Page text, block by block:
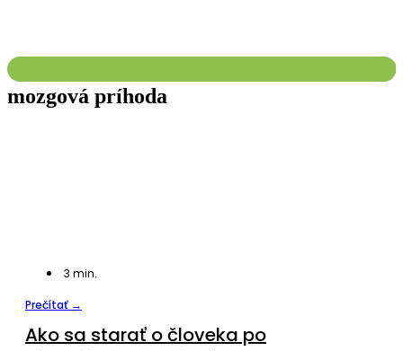
mozgová príhoda
3 min.
Prečítať →
Ako sa starať o človeka po